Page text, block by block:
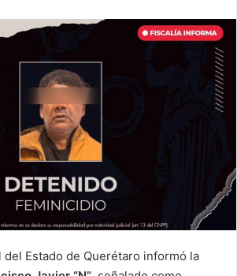
email
del Estado de Querétaro informó la